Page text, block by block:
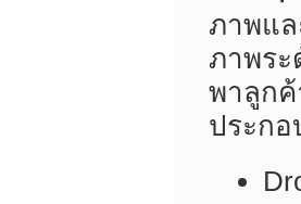
ภาพแ
ภาพระ
พาลูกค้
ประก